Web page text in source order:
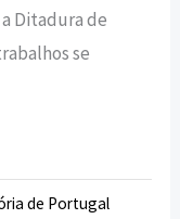
Ditadura de
se
de Portugal